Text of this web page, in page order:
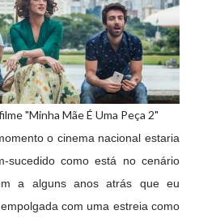
"Minha Mãe É Uma Peça 2"
o cinema nacional estaria
sucedido como está no cenário
a alguns anos atrás que eu
com uma estreia como